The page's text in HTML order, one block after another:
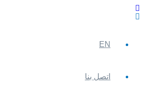
EN
اتصل بنا